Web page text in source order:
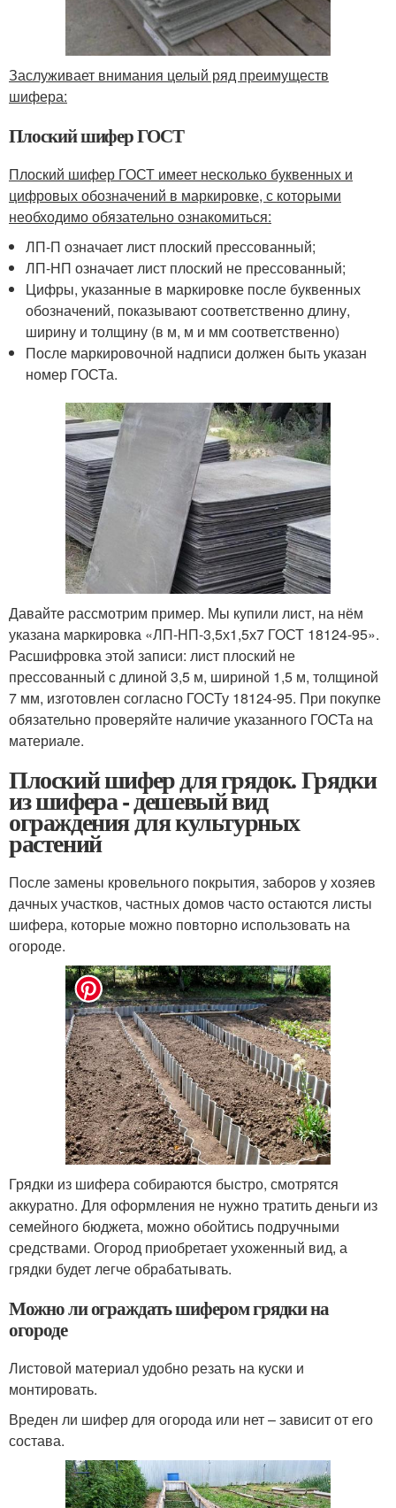
Заслуживает внимания целый ряд преимуществ
шифера:
Плоский шифер ГОСТ
Плоский шифер ГОСТ имеет несколько буквенных и
цифровых обозначений в маркировке, с которыми
необходимо обязательно ознакомиться:
ЛП-П означает лист плоский прессованный;
ЛП-НП означает лист плоский не прессованный;
Цифры, указанные в маркировке после буквенных
обозначений, показывают соответственно длину,
ширину и толщину (в м, м и мм соответственно)
После маркировочной надписи должен быть указан
номер ГОСТа.
Давайте рассмотрим пример. Мы купили лист, на нём
указана маркировка «ЛП-НП-3,5х1,5х7 ГОСТ 18124-95».
Расшифровка этой записи: лист плоский не
прессованный с длиной 3,5 м, шириной 1,5 м, толщиной
7 мм, изготовлен согласно ГОСТу 18124-95. При покупке
обязательно проверяйте наличие указанного ГОСТа на
материале.
Плоский шифер для грядок. Грядки
из шифера - дешевый вид
ограждения для культурных
растений
После замены кровельного покрытия, заборов у хозяев
дачных участков, частных домов часто остаются листы
шифера, которые можно повторно использовать на
огороде.
Грядки из шифера собираются быстро, смотрятся
аккуратно. Для оформления не нужно тратить деньги из
семейного бюджета, можно обойтись подручными
средствами. Огород приобретает ухоженный вид, а
грядки будет легче обрабатывать.
Можно ли ограждать шифером грядки на
огороде
Листовой материал удобно резать на куски и
монтировать.
Вреден ли шифер для огорода или нет – зависит от его
состава.